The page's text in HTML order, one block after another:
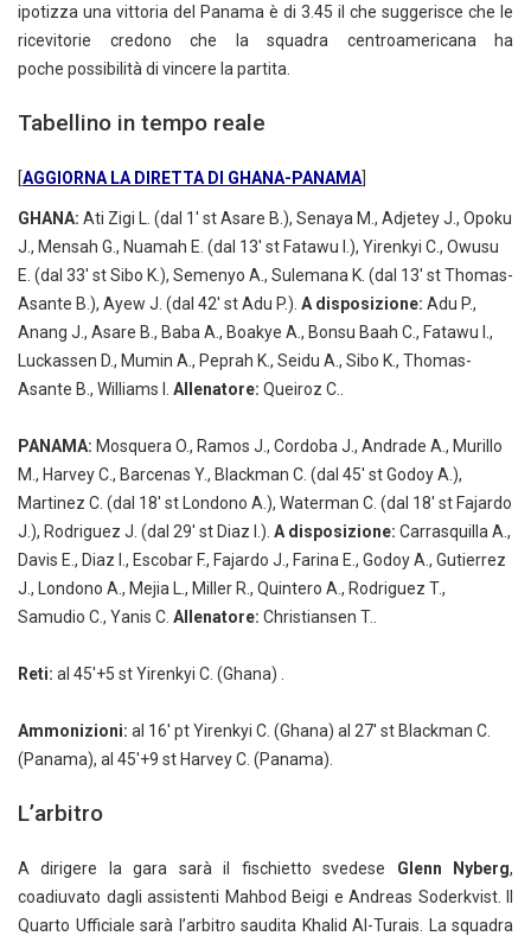
ipotizza una vittoria del Panama è di 3.45 il che suggerisce che le
ricevitorie credono che la squadra centroamericana ha
poche possibilità di vincere la partita.
Tabellino in tempo reale
[AGGIORNA LA DIRETTA DI GHANA-PANAMA
GHANA: Ati Zigi L. (dal 1' st Asare B.), Senaya M., Adjetey J., Opoku
J., Mensah G., Nuamah E. (dal 13' st Fatawu I.), Yirenkyi C., Owusu
E. (dal 33' st Sibo K.), Semenyo A., Sulemana K. (dal 13' st Thomas-
Asante B.), Ayew J. (dal 42' st Adu P.). A disposizione: Adu P.,
Anang J., Asare B., Baba A., Boakye A., Bonsu Baah C., Fatawu I.,
Luckassen D., Mumin A., Peprah K., Seidu A., Sibo K., Thomas-
Asante B., Williams I. Allenatore: Queiroz C..
PANAMA: Mosquera O., Ramos J., Cordoba J., Andrade A., Murillo
M., Harvey C., Barcenas Y., Blackman C. (dal 45' st Godoy A.),
Martinez C. (dal 18' st Londono A.), Waterman C. (dal 18' st Fajardo
J.), Rodriguez J. (dal 29' st Diaz I.). A disposizione: Carrasquilla A.,
Davis E., Diaz I., Escobar F., Fajardo J., Farina E., Godoy A., Gutierrez
J., Londono A., Mejia L., Miller R., Quintero A., Rodriguez T.,
Samudio C., Yanis C. Allenatore: Christiansen T..
Reti: al 45'+5 st Yirenkyi C. (Ghana) .
Ammonizioni: al 16' pt Yirenkyi C. (Ghana) al 27' st Blackman C.
(Panama), al 45'+9 st Harvey C. (Panama).
L’arbitro
A dirigere la gara sarà il fischietto svedese Glenn Nyberg,
coadiuvato dagli assistenti Mahbod Beigi e Andreas Soderkvist. Il
Quarto Ufficiale sarà l’arbitro saudita Khalid Al-Turais. La squadra